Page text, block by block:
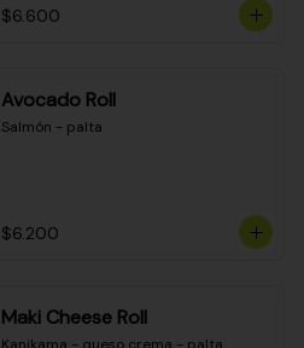
$6.600
Avocado Roll
Salmón - palta
$6.200
Maki Cheese Roll